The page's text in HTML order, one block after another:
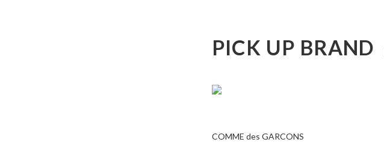
PICK UP BRAND
COMME des GARCONS